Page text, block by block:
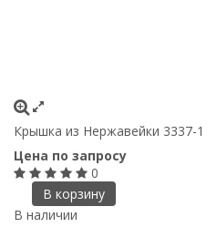
Крышка из Нержавейки 3337-1
Цена по запросу
0
В корзину
В наличии